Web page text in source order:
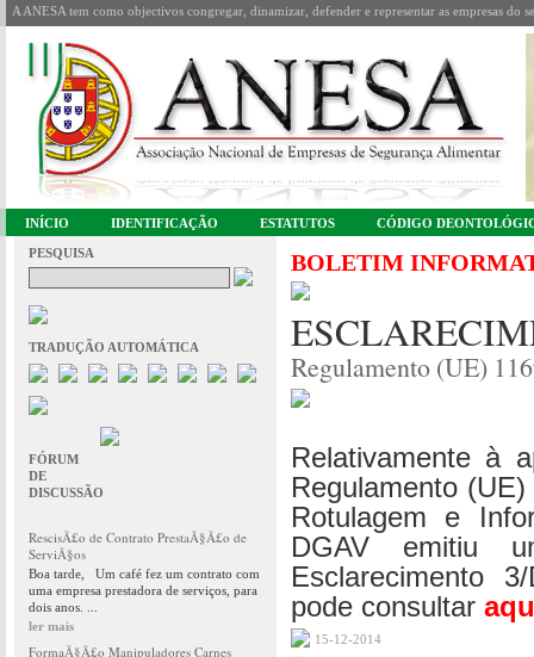
A ANESA tem como objectivos congregar, dinamizar, defender e representar as empresas
INÍCIO IDENTIFICAÇÃO ESTATUTOS CÓDIGO
PESQUISA
TRADUÇÃO AUTOMÁTICA
FÓRUM
DE
DISCUSSÃO
RescisÃ£o de Contrato PrestaÃ§Ã£o de
ServiÃ§os
Boa tarde, Um café fez um contrato com
uma empresa prestadora de serviços, para
dois anos. ...
ler mais
FormaÃ§Ã£o Manipuladores Carnes
BOLETIM
Regulamento (UE)
Relativamente à
Regulamento
Rotulagem e
DGAV emitiu
Esclarecimento
pode consultar
15-12-2014